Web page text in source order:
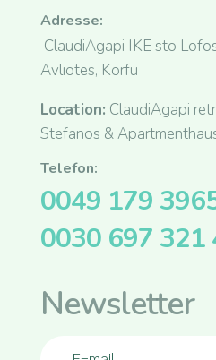
Adresse:
ClaudiAgapi IKE sto
Avliotes, Korfu
Location: ClaudiAgapi
Stefanos &
Telefon:
0049 179
0030 697 321
Newsletter